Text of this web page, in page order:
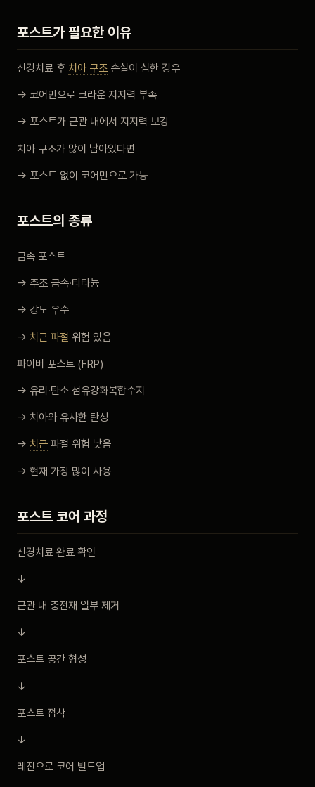
포스트가 필요한 이유
신경치료 후 치아 구조 손실이 심한 경우
→ 코어만으로 크라운 지지력 부족
→ 포스트가 근관 내에서 지지력 보강
치아 구조가 많이 남아있다면
→ 포스트 없이 코어만으로 가능
포스트의 종류
금속 포스트
→ 주조 금속·티타늄
→ 강도 우수
→ 치근 파절 위험 있음
파이버 포스트 (FRP)
→ 유리·탄소 섬유강화복합수지
→ 치아와 유사한 탄성
→ 치근 파절 위험 낮음
→ 현재 가장 많이 사용
포스트 코어 과정
신경치료 완료 확인
↓
근관 내 충전재 일부 제거
↓
포스트 공간 형성
↓
포스트 접착
↓
레진으로 코어 빌드업